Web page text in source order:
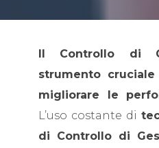
Il Controllo di
strumento
migliorare le
L’uso costante di
di Controllo di